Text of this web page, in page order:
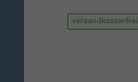
versandkostenfrei